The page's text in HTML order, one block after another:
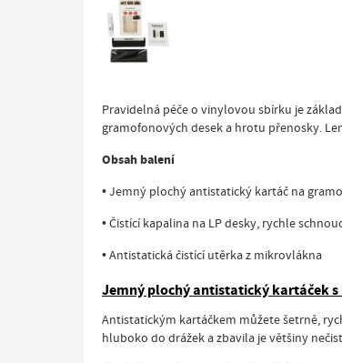
Pravidelná péče o vinylovou sbírku je
gramofonových desek a hrotu přenosky.
Obsah balení
• Jemný plochý antistatický kartáč na
• Čistící kapalina na LP desky, rychle
• Antistatická čistící utěrka z mikrovlákna
Jemný plochý antistatický kartáček
Antistatickým kartáčkem můžete šetrně,
hluboko do drážek a zbavila je většiny